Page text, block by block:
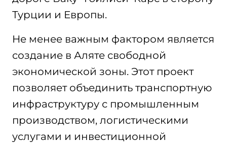
Турции и Европы.
Не менее важным фактором является
создание в Аляте свободной
экономической зоны. Этот проект
позволяет объединить транспортную
инфраструктуру с промышленным
производством, логистическими
услугами и инвестиционной